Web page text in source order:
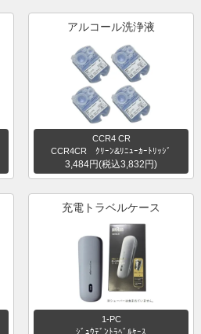
アルコール洗浄液
CCR4 CR
CCR4CR ｸﾘｰﾝ&ﾘﾆｭｰｶｰﾄﾘｯｼﾞ
3,484円(税込3,832円)
充電トラベルケース
1-PC
ｼﾞｭｳﾃﾞﾝﾄﾗﾍﾞﾙｹｰｽ